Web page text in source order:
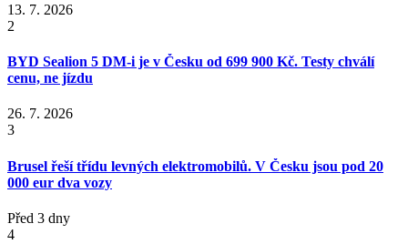
13. 7. 2026
2
BYD Sealion 5 DM-i je v Česku od 699 900 Kč. Testy chválí
cenu, ne jízdu
26. 7. 2026
3
Brusel řeší třídu levných elektromobilů. V Česku jsou pod 20
000 eur dva vozy
Před 3 dny
4